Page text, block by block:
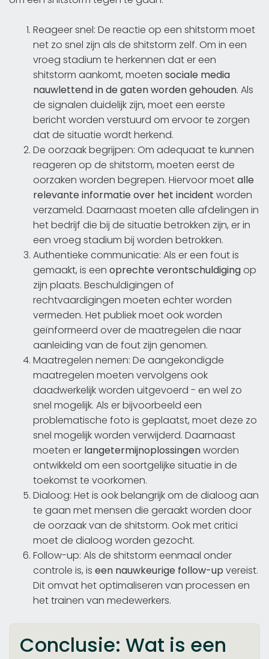
Reageer snel: De reactie op een shitstorm moet
net zo snel zijn als de shitstorm zelf. Om in een
vroeg stadium te herkennen dat er een
shitstorm aankomt, moeten sociale media
nauwlettend in de gaten worden gehouden. Als
de signalen duidelijk zijn, moet een eerste
bericht worden verstuurd om ervoor te zorgen
dat de situatie wordt herkend.
De oorzaak begrijpen: Om adequaat te kunnen
reageren op de shitstorm, moeten eerst de
oorzaken worden begrepen. Hiervoor moetalle
relevante informatie over het incident worden
verzameld. Daarnaast moeten alle afdelingen in
het bedrijf die bij de situatie betrokken zijn, er in
een vroeg stadium bij worden betrokken.
Authentieke communicatie: Als er een fout is
gemaakt, is een oprechte verontschuldigingop
zijn plaats. Beschuldigingen of
rechtvaardigingen moeten echter worden
vermeden. Het publiek moet ook worden
geïnformeerd over de maatregelen die naar
aanleiding van de fout zijn genomen.
Maatregelen nemen: De aangekondigde
maatregelen moeten vervolgens ook
daadwerkelijk worden uitgevoerd - en wel zo
snel mogelijk. Als er bijvoorbeeld een
problematische foto is geplaatst, moet deze zo
snel mogelijk worden verwijderd. Daarnaast
moeten er langetermijnoplossingenworden
ontwikkeld om een soortgelijke situatie in de
toekomst te voorkomen.
Dialoog: Het is ook belangrijk om de dialoog aan
te gaan met mensen die geraakt worden door
de oorzaak van de shitstorm. Ook met critici
moet de dialoog worden gezocht.
Follow-up: Als de shitstorm eenmaal onder
controle is, is een nauwkeurige follow-up vereist.
Dit omvat het optimaliseren van processen en
het trainen van medewerkers.
Conclusie: Wat is een